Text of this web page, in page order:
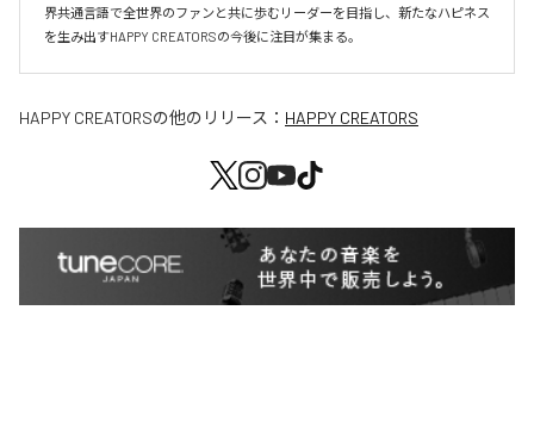
界共通言語で全世界のファンと共に歩むリーダーを目指し、新たなハピネス
を生み出すHAPPY CREATORSの今後に注目が集まる。
HAPPY CREATORSの他のリリース： HAPPY CREATORS